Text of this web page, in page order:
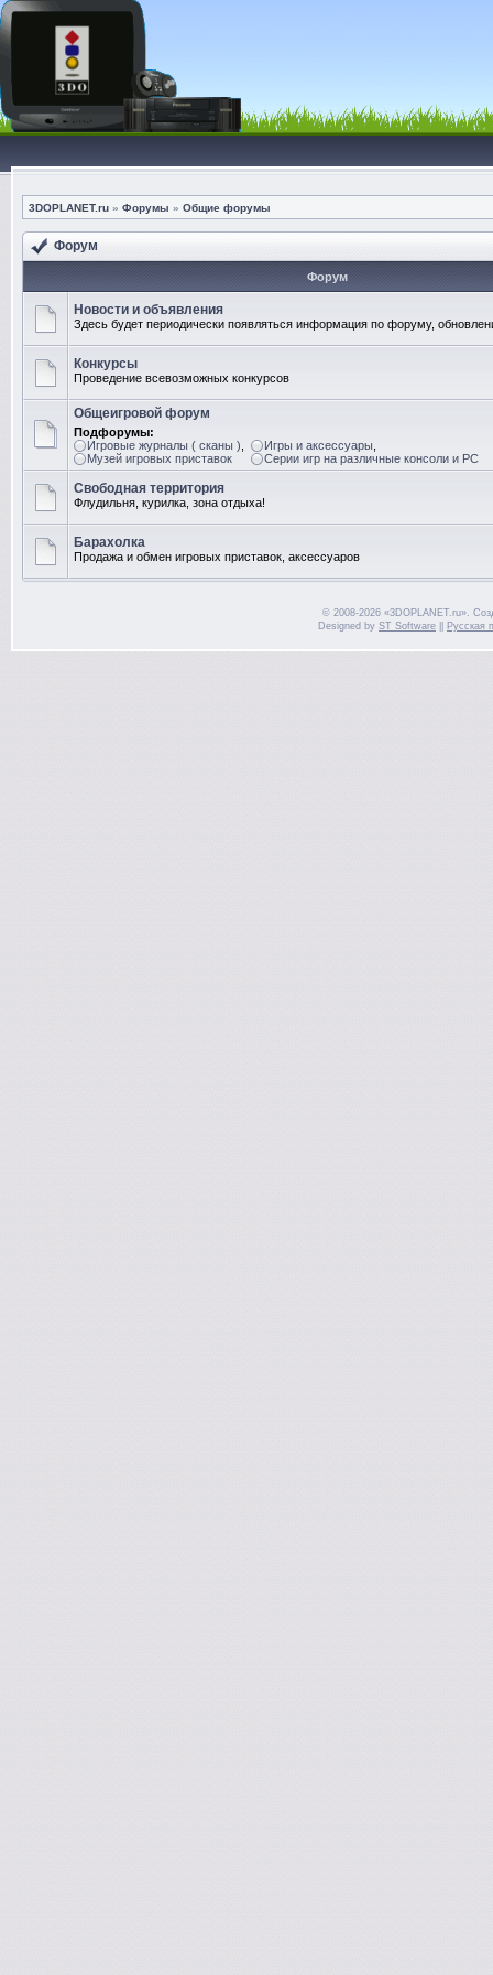
3DOPLANET.ru » Форумы » Общие форумы
Форум
Форум
Новости и объявления
Здесь будет периодически появляться информация по форуму,
Конкурсы
Проведение всевозможных конкурсов
Общеигровой форум
Подфорумы:
Игровые журналы ( сканы )
Музей игровых приставок
Игры и аксессуары
Серии игр на различные консоли и PC
Свободная территория
Флудильня, курилка, зона отдыха!
Барахолка
Продажа и обмен игровых приставок, аксессуаров
© 2008-2026 «3DOPLANET.ru».
Designed by ST Software Русская